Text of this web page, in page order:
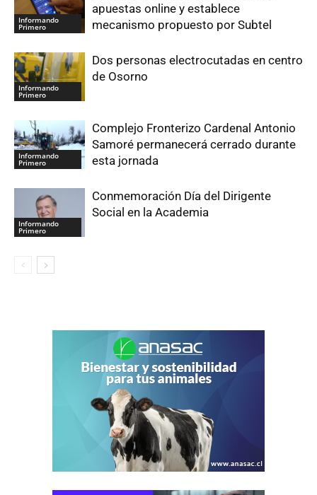
Informando
Primero
apuestas online y establece
mecanismo propuesto por Subtel
Informando
Primero
Dos personas electrocutadas en centro
de Osorno
Informando
Primero
Complejo Fronterizo Cardenal Antonio
Samoré permanecerá cerrado durante
esta jornada
Informando
Primero
Conmemoración Día del Dirigente
Social en la Academia